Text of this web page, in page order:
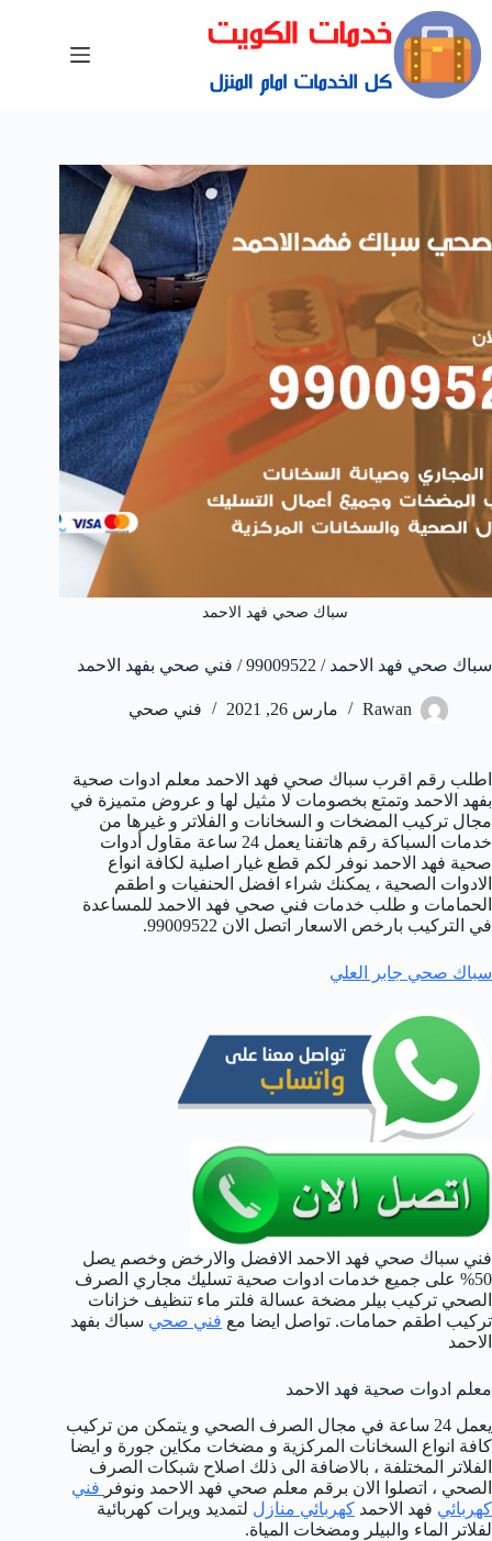
سباك صحي فهد الاحمد
سباك صحي فهد الاحمد / 99009522 / فني صحي بفهد الاحمد
Rawan مارس 26, 2021 فني صحي
اطلب رقم اقرب سباك صحي فهد الاحمد معلم ادوات صحية
بفهد الاحمد وتمتع بخصومات لا مثيل لها و عروض متميزة في
مجال تركيب المضخات و السخانات و الفلاتر و غيرها من
خدمات السباكة رقم هاتفنا يعمل 24 ساعة مقاول أدوات
صحية فهد الاحمد نوفر لكم قطع غيار اصلية لكافة انواع
الادوات الصحية ، يمكنك شراء افضل الحنفيات و اطقم
الحمامات و طلب خدمات فني صحي فهد الاحمد للمساعدة
في التركيب بارخص الاسعار اتصل الان 99009522.
سباك صحي جابر العلي
فني سباك صحي فهد الاحمد الافضل والارخض وخصم يصل
50% على جميع خدمات ادوات صحية تسليك مجاري الصرف
الصحي تركيب بيلر مضخة عسالة فلتر ماء تنظيف خزانات
تركيب اطقم حمامات. تواصل ايضا مع فني صحي سباك بفهد
الاحمد
معلم ادوات صحية فهد الاحمد
يعمل 24 ساعة في مجال الصرف الصحي و يتمكن من تركيب
كافة انواع السخانات المركزية و مضخات مكاين جورة و ايضا
الفلاتر المختلفة ، بالاضافة الى ذلك اصلاح شبكات الصرف
الصحي ، اتصلوا الان برقم معلم صحي فهد الاحمد ونوفر فني
كهربائي فهد الاحمد كهربائي منازل لتمديد ويرات كهربائية
لفلاتر الماء والبيلر ومضخات المياة.